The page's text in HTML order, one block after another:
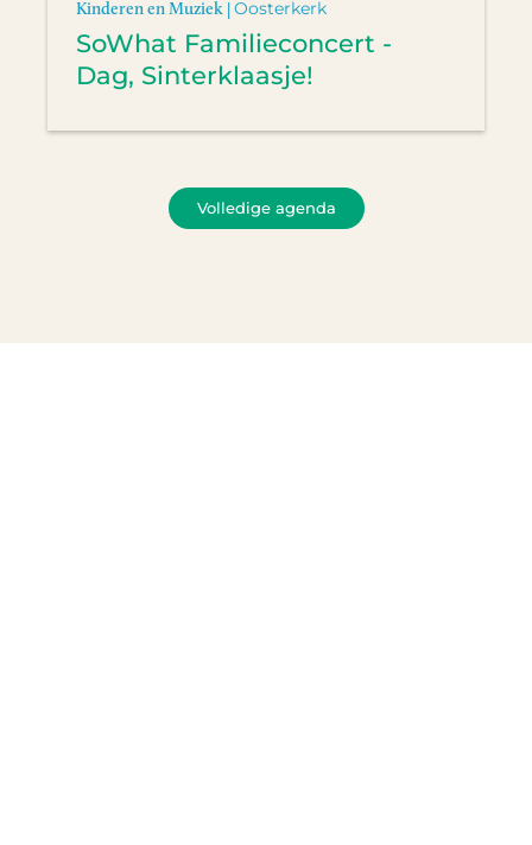
Kinderen en Muziek |Oosterkerk
SoWhat Familieconcert -
Dag, Sinterklaasje!
Volledige agenda